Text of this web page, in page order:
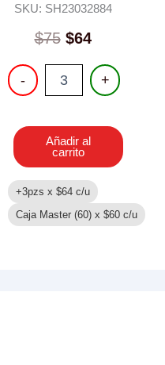
SKU: SH23032884
$75 $64
-
PISTOLA
DE
PELOTAS
cantidad
+
Añadir al
carrito
+3pzs x $64 c/u
Caja Master (60) x $60 c/u